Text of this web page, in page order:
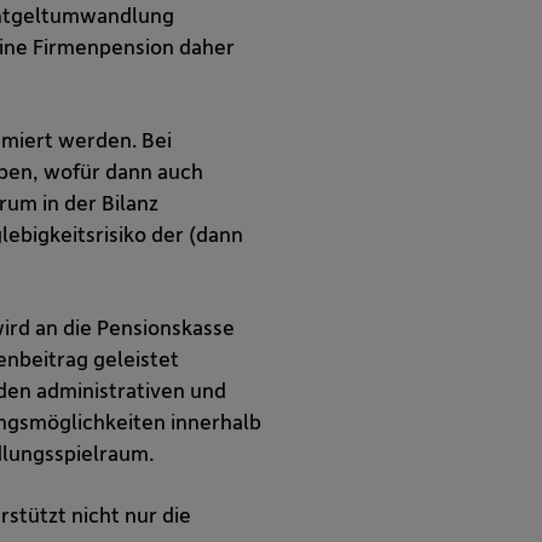
Firmenpension daher
werden. Bei
wofür dann auch
in der Bilanz
der (dann
an die Pensionskasse
geleistet
administrativen und
innerhalb
nicht nur die